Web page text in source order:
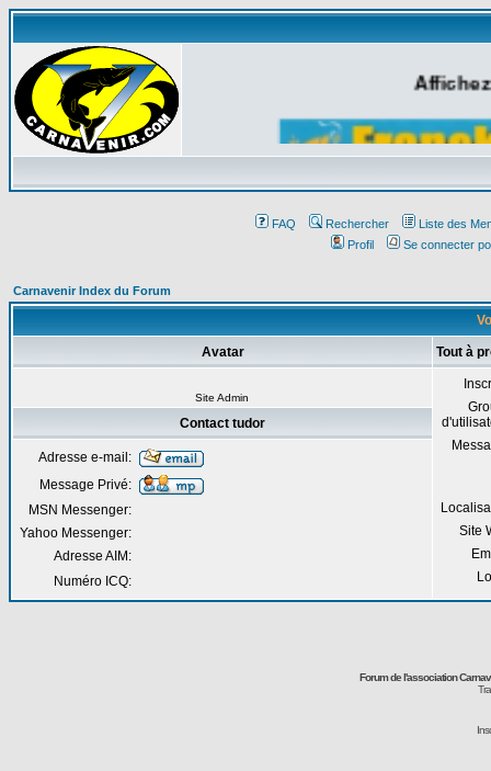
FAQ Rechercher
Liste des
Profil
Se connecter
Carnavenir Index du Forum
Avatar Tout à
Site Admin
Site
Contact tudor
Adresse e-mail:
Message Privé:
MSN Messenger:
Yahoo Messenger:
Adresse AIM:
Numéro ICQ:
Forum de l'association